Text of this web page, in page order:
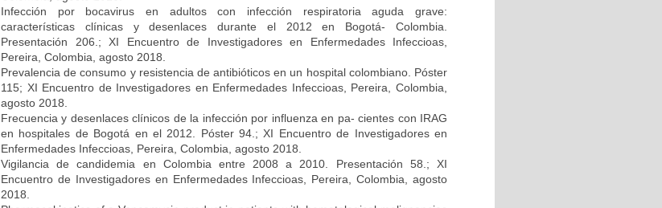
Infección por bocavirus en adultos con infección respiratoria aguda grave:
características clínicas y desenlaces durante el 2012 en Bogotá- Colombia.
Presentación 206.; XI Encuentro de Investigadores en Enfermedades Infeccioas,
Pereira, Colombia, agosto 2018.
Prevalencia de consumo y resistencia de antibióticos en un hospital colombiano. Póster
115; XI Encuentro de Investigadores en Enfermedades Infeccioas, Pereira, Colombia,
agosto 2018.
Frecuencia y desenlaces clínicos de la infección por influenza en pa- cientes con IRAG
en hospitales de Bogotá en el 2012. Póster 94.; XI Encuentro de Investigadores en
Enfermedades Infeccioas, Pereira, Colombia, agosto 2018.
Vigilancia de candidemia en Colombia entre 2008 a 2010. Presentación 58.; XI
Encuentro de Investigadores en Enfermedades Infeccioas, Pereira, Colombia, agosto
2018.